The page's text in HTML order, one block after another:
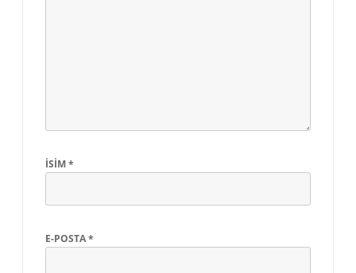
İSIM*
E-POSTA*